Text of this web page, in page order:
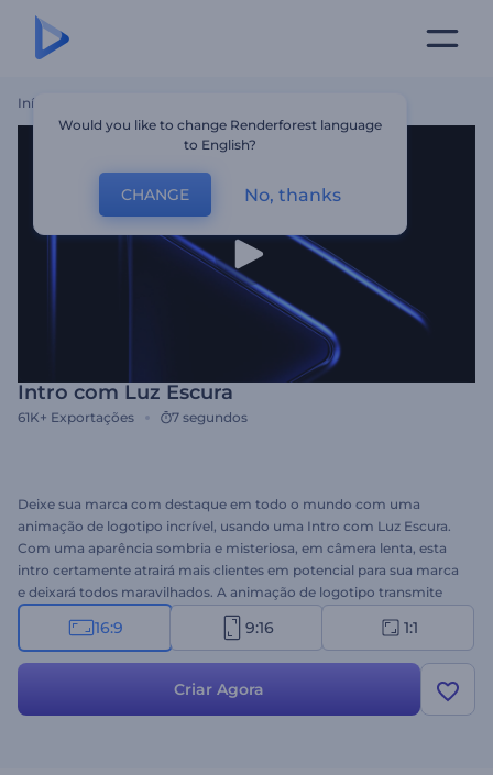
Início
Intro com Luz Escura
61K+ Exportações 7 segundos
Deixe sua marca com destaque em todo o mundo com uma
animação de logotipo incrível, usando uma Intro com Luz Escura.
Com uma aparência sombria e misteriosa, em câmera lenta, esta
intro certamente atrairá mais clientes em potencial para sua marca
e deixará todos maravilhados. A animação de logotipo transmite
paixão, impulso e criatividade - tudo o que é necessário para
apresentar qualquer evento corporativo, lançamento de produtos,
uma animação de logotipo profissional em apenas alguns minutos.
16:9 9:16 1:1
Criar Agora
Would you like to change Renderforest language
to English?
CHANGE No, thanks